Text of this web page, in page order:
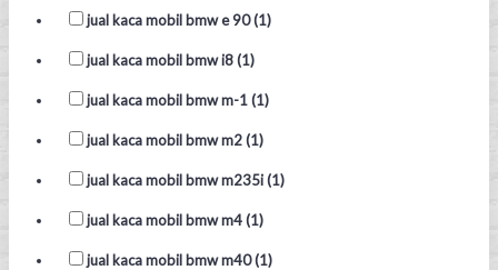
jual kaca mobil bmw e 90 (1)
jual kaca mobil bmw i8 (1)
jual kaca mobil bmw m-1 (1)
jual kaca mobil bmw m2 (1)
jual kaca mobil bmw m235i (1)
jual kaca mobil bmw m4 (1)
jual kaca mobil bmw m40 (1)